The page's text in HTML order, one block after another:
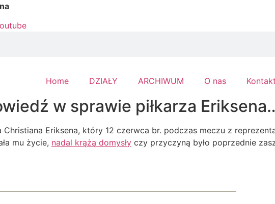
Home DZIAŁY ARCHIWUM O nas Kontakt
w sprawie piłkarza
Christiana Eriksena, który 12 czerwca br. podczas meczu z
mu życie, nadal krążą domysły czy przyczyną było poprzednie